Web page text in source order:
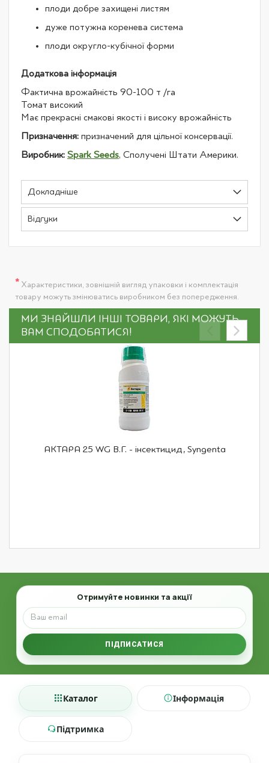
плоди добре захищені листям
дуже потужна коренева система
плоди округло-кубічної форми
Додаткова інформація
Фактична врожайність 90-100 т /га
Томат високий
Має прекрасні смакові якості і високу врожайність
Призначення: призначений для цільної консервації.
Виробник: Spark Seeds, Сполучені Штати Америки.
Докладніше
Відгуки
* Характеристики, зовнішній вигляд упаковки і комплектація
товару можуть змінюватись виробником без попередження.
МИ ЗНАЙШЛИ ІНШІ ТОВАРИ, ЯКІ МОЖУТЬ
ВАМ СПОДОБАТИСЯ!
АКТАРА 25 WG В.Г. - інсектицид, Syngenta
Email
Отримуйте новинки та акції
ПІДПИСАТИСЯ
Каталог Інформація
Підтримка